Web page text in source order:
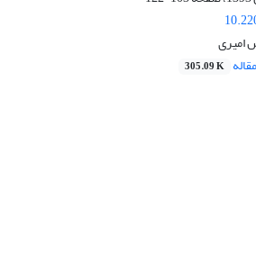
امیری
305.09 K